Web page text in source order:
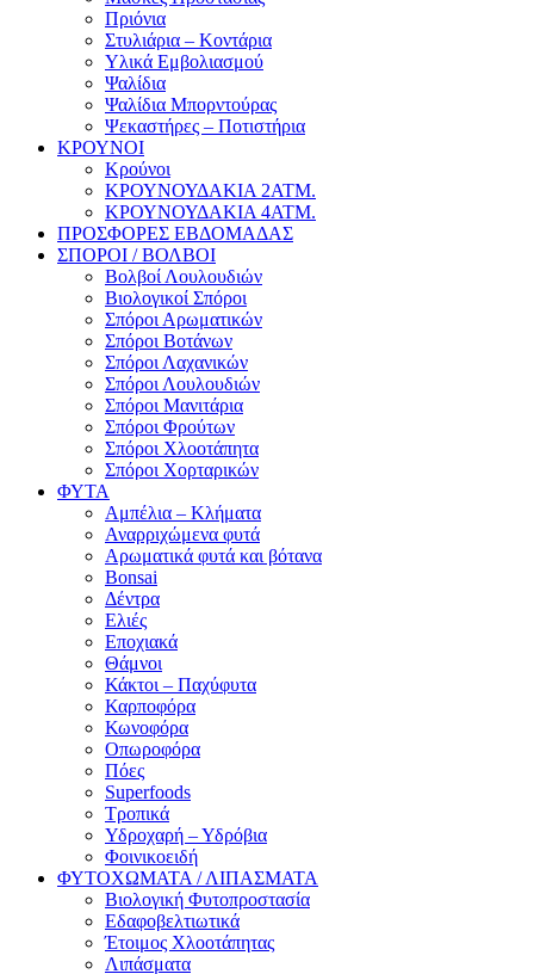
Πριόνια
Στυλιάρια – Κοντάρια
Υλικά Εμβολιασμού
Ψαλίδια
Ψαλίδια Μπορντούρας
Ψεκαστήρες – Ποτιστήρια
ΚΡΟΥΝΟΙ
Κρούνοι
ΚΡΟΥΝΟΥΔΑΚΙΑ 2ΑΤΜ.
ΚΡΟΥΝΟΥΔΑΚΙΑ 4ΑΤΜ.
ΠΡΟΣΦΟΡΕΣ ΕΒΔΟΜΑΔΑΣ
ΣΠΟΡΟΙ / ΒΟΛΒΟΙ
Βολβοί Λουλουδιών
Βιολογικοί Σπόροι
Σπόροι Αρωματικών
Σπόροι Βοτάνων
Σπόροι Λαχανικών
Σπόροι Λουλουδιών
Σπόροι Μανιτάρια
Σπόροι Φρούτων
Σπόροι Χλοοτάπητα
Σπόροι Χορταρικών
ΦΥΤΑ
Αμπέλια – Κλήματα
Αναρριχώμενα φυτά
Αρωματικά φυτά και βότανα
Bonsai
Δέντρα
Ελιές
Εποχιακά
Θάμνοι
Κάκτοι – Παχύφυτα
Καρποφόρα
Κωνοφόρα
Οπωροφόρα
Πόες
Superfoods
Τροπικά
Υδροχαρή – Υδρόβια
Φοινικοειδή
ΦΥΤΟΧΩΜΑΤΑ / ΛΙΠΑΣΜΑΤΑ
Βιολογική Φυτοπροστασία
Εδαφοβελτιωτικά
Έτοιμος Χλοοτάπητας
Λιπάσματα